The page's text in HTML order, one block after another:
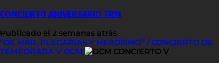
CONCIERTO ANIVERSARIO TRM
Publicado el 2 semanas atrás
“DE MAR, PLEGARIAS Y HEROÍSMO” / CONCIERTO DE
TEMPORADA V OCM